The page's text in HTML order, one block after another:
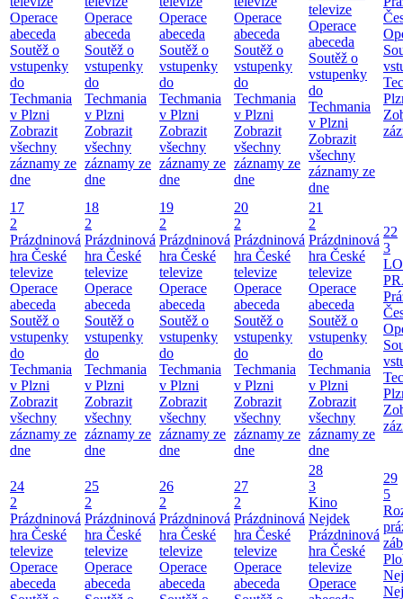
Operace
abeceda
Soutěž o
vstupenky
do
Techmania
v Plzni
Zobrazit
všechny
záznamy ze
dne
Operace
abeceda
Soutěž o
vstupenky
do
Techmania
v Plzni
Zobrazit
všechny
záznamy ze
dne
Operace
abeceda
Soutěž o
vstupenky
do
Techmania
v Plzni
Zobrazit
všechny
záznamy ze
dne
Operace
abeceda
Soutěž o
vstupenky
do
Techmania
v Plzni
Zobrazit
všechny
záznamy ze
dne
televize
Operace
abeceda
Soutěž o
vstupenky
do
Techmania
v Plzni
Zobrazit
všechny
záznamy ze
dne
17
2
Prázdninová
hra České
televize
Operace
abeceda
Soutěž o
vstupenky
do
Techmania
v Plzni
Zobrazit
všechny
záznamy ze
dne
18
2
Prázdninová
hra České
televize
Operace
abeceda
Soutěž o
vstupenky
do
Techmania
v Plzni
Zobrazit
všechny
záznamy ze
dne
19
2
Prázdninová
hra České
televize
Operace
abeceda
Soutěž o
vstupenky
do
Techmania
v Plzni
Zobrazit
všechny
záznamy ze
dne
20
2
Prázdninová
hra České
televize
Operace
abeceda
Soutěž o
vstupenky
do
Techmania
v Plzni
Zobrazit
všechny
záznamy ze
dne
21
2
Prázdninová
hra České
televize
Operace
abeceda
Soutěž o
vstupenky
do
Techmania
v Plzni
Zobrazit
všechny
záznamy ze
dne
22
3
24
2
Prázdninová
hra České
televize
Operace
abeceda
25
2
Prázdninová
hra České
televize
Operace
abeceda
26
2
Prázdninová
hra České
televize
Operace
abeceda
27
2
Prázdninová
hra České
televize
Operace
abeceda
28
3
Kino
Nejdek
Prázdninová
hra České
televize
Operace
29
5